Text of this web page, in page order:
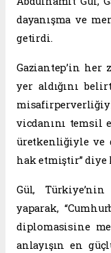
dayanışma ve
getirdi.
Gaziantep’in her
yer aldığını
vicdanını temsil
üretkenliğiyle ve
hak etmiştir” diye
Gül,
yaparak,
diplomasisine
anlayışın en